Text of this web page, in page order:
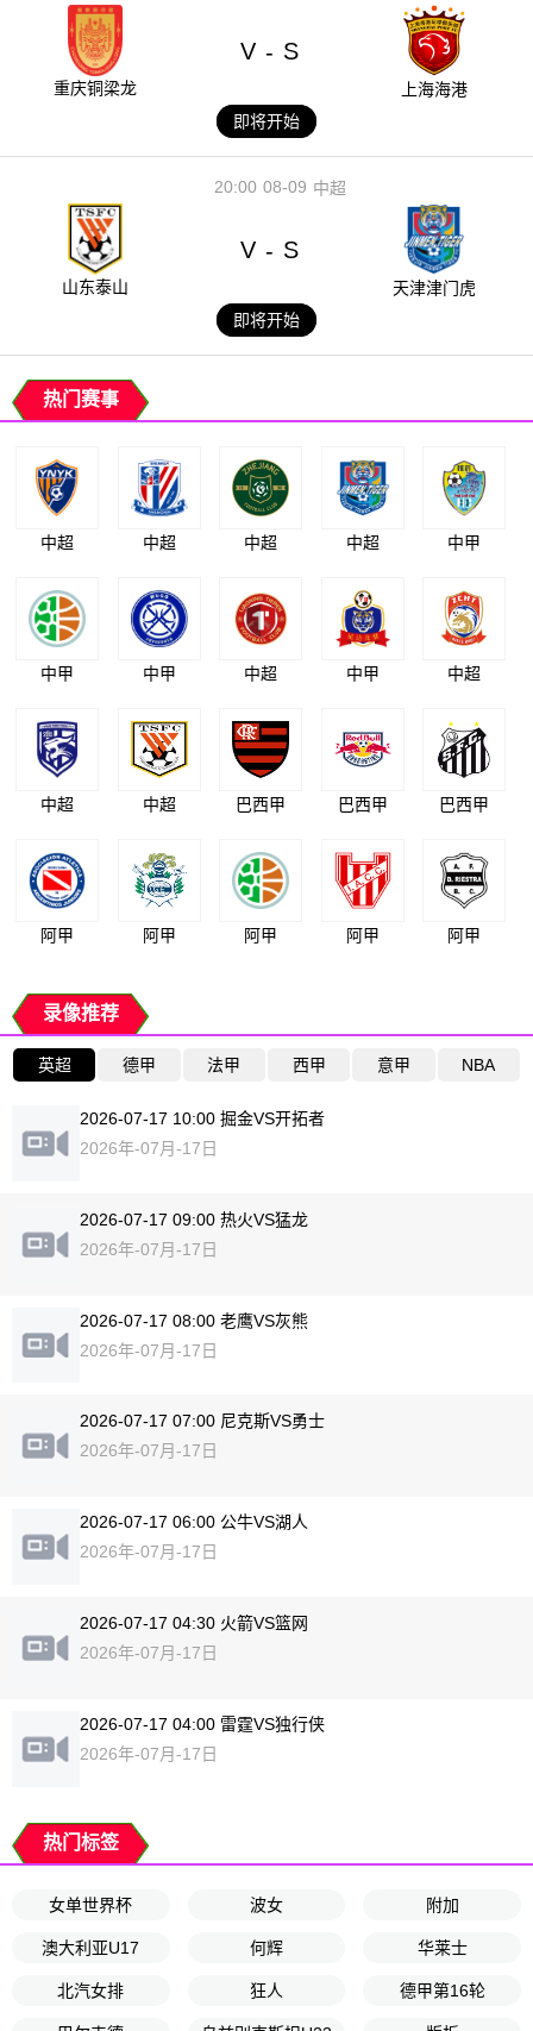
重庆铜梁龙
V - S
上海海港
即将开始
08-09
20:00 中超
山东泰山
V - S
天津津门虎
即将开始
热门赛事
中超 中超 中超 中超 中甲
中甲 中甲 中超 中甲 中超
中超 中超 巴西甲 巴西甲 巴西甲
阿甲 阿甲 阿甲 阿甲 阿甲
录像推荐
英超 德甲 法甲 西甲 意甲 NBA
2026-07-17 10:00 掘金VS开拓者
2026年-07月-17日
2026-07-17 09:00 热火VS猛龙
2026年-07月-17日
2026-07-17 08:00 老鹰VS灰熊
2026年-07月-17日
2026-07-17 07:00 尼克斯VS勇士
2026年-07月-17日
2026-07-17 06:00 公牛VS湖人
2026年-07月-17日
2026-07-17 04:30 火箭VS篮网
2026年-07月-17日
2026-07-17 04:00 雷霆VS独行侠
2026年-07月-17日
热门标签
女单世界杯 波女 附加
澳大利亚U17 何辉 华莱士
北汽女排 狂人 德甲第16轮